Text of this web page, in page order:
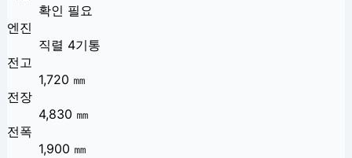
확인 필요
엔진
직렬 4기통
전고
1,720 ㎜
전장
4,830 ㎜
전폭
1,900 ㎜